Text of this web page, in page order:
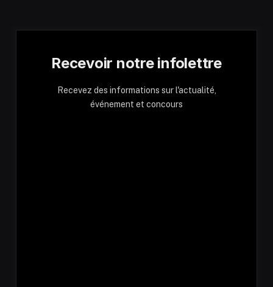
Recevoir notre infolettre
Recevez des informations sur l'actualité,
événement et concours